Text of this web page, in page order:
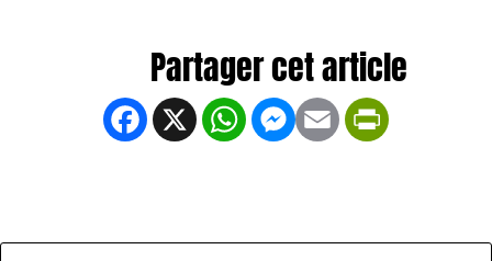
Facebook
X WhatsApp
Messenger
Email